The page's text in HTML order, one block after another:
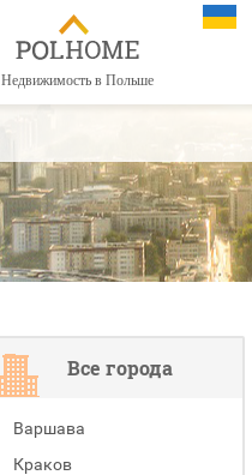
Недвижимость в Польше
Все города
Варшава
Краков